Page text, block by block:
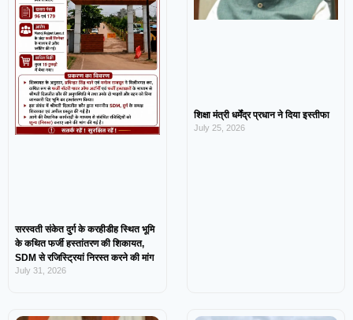
सरस्वती संकेत दुर्ग के करहीडीह स्थित भूमि
के कथित फर्जी हस्तांतरण की शिकायत,
SDM से रजिस्ट्रियां निरस्त करने की मांग
July 31, 2026
शिक्षा मंत्री धर्मेंद्र प्रधान ने दिया इस्तीफा
July 25, 2026